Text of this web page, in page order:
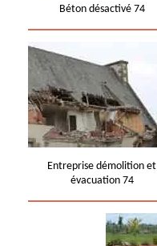
Béton désactivé 74
Entreprise démolition et
évacuation 74